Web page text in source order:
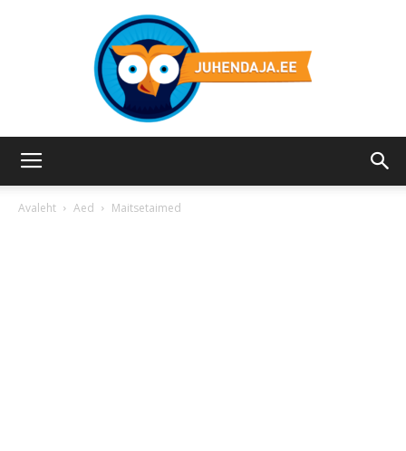
Avaleht Aed Maitsetaimed